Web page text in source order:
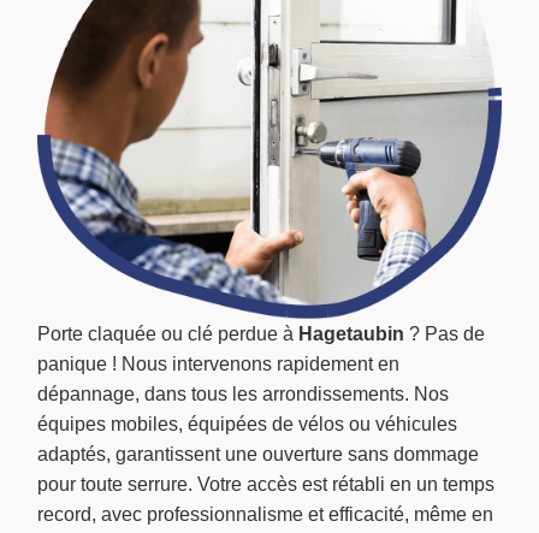
Porte claquée ou clé perdue à Hagetaubin ? Pas de
panique ! Nous intervenons rapidement en
dépannage, dans tous les arrondissements. Nos
équipes mobiles, équipées de vélos ou véhicules
adaptés, garantissent une ouverture sans dommage
pour toute serrure. Votre accès est rétabli en un temps
record, avec professionnalisme et efficacité, même en